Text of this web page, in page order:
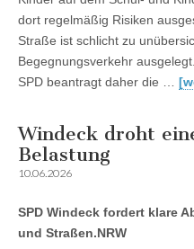
dort regelmäßig Risiken
Straße ist schlicht zu
Begegnungsverkehr
SPD beantragt daher die …
Windeck droht
Belastung
10.06.2026
SPD Windeck fordert klare
und Straßen.NRW